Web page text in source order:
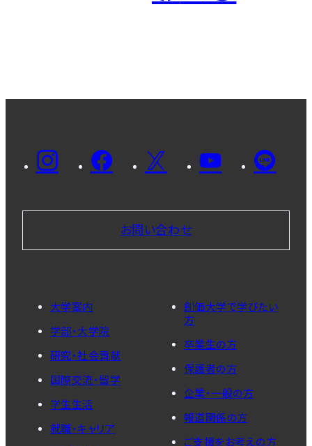
お問い合わせ
大学案内
学部・大学院
研究・社会貢献
国際交流・留学
学生生活
就職・キャリア
創価大学で学びたい
方
卒業生の方
保護者の方
企業・一般の方
報道関係の方
ご支援をお考えの方